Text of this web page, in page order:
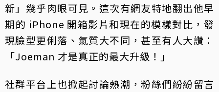
新」幾乎肉眼可見。這次有網友特地翻出他早
期的 iPhone 開箱影片和現在的模樣對比，發
現臉型更俐落、氣質大不同，甚至有人大讚：
「Joeman 才是真正的最大升級！」
社群平台上也掀起討論熱潮，粉絲們紛紛留言